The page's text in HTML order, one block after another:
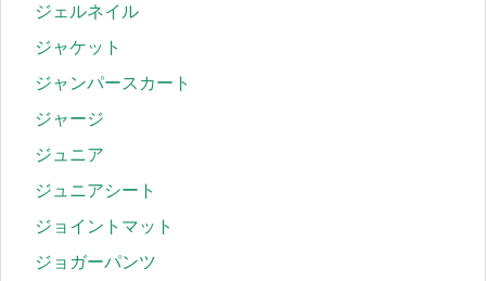
ジェルネイル
ジャケット
ジャンパースカート
ジャージ
ジュニア
ジュニアシート
ジョイントマット
ジョガーパンツ